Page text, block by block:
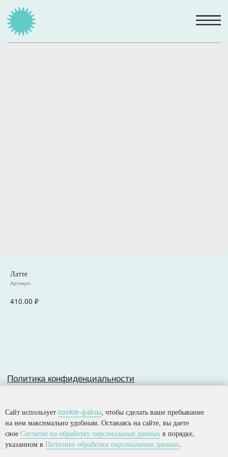
Латте
Артикул:
410.00 ₽
Политика конфиденциальности
Согласие на обработку персональных данных
Разработка сайта
Сайт использует cookie-файлы, чтобы сделать ваше пребывание
на нем максимально удобным. Оставаясь на сайте, вы даете
свое Согласие на обработку персональных данных в порядке,
указанном в Политике обработки персональных данных.